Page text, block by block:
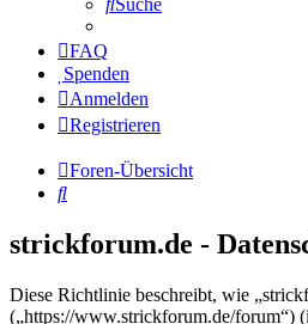
Suche
FAQ
Spenden
Anmelden
Registrieren
Foren-Übersicht
Suche
strickforum.de -
Diese Richtlinie beschreibt, wie
(„https://www.strickforum.de/forum“)